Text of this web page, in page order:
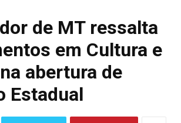
de MT ressalta
em Cultura e
abertura de
Estadual